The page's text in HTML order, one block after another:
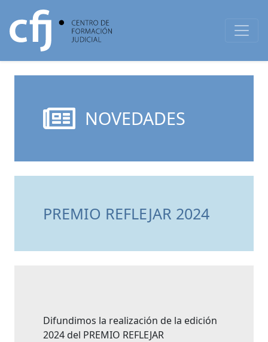
NOVEDADES
PREMIO REFLEJAR 2024
Difundimos la realización de la edición
2024 del PREMIO REFLEJAR